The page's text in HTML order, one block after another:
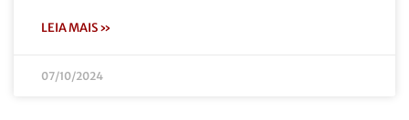
LEIA MAIS »
07/10/2024